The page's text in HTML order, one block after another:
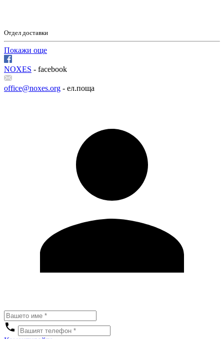
Отдел доставки
Покажи още
NOXES - facebook
office@noxes.org - ел.поща